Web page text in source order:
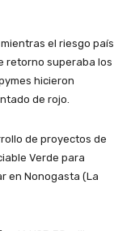
el riesgo país
retorno superaba los
hicieron
de rojo.
de proyectos de
Verde para
en Nonogasta (La